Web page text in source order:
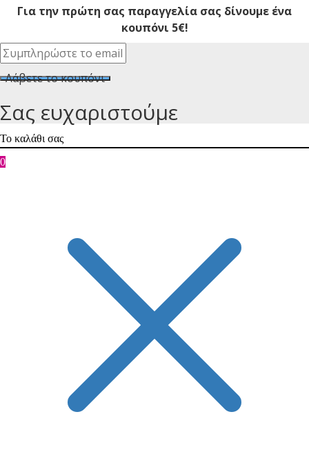
Για την πρώτη σας παραγγελία σας δίνουμε ένα
κουπόνι 5€!
Λάβετε το κουπόνι
Σας ευχαριστούμε
Το καλάθι σας
0